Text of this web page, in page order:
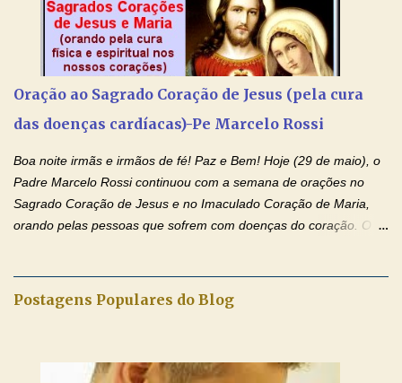
anunciado ontem, entramos em uma semana de homenagens
aos nossos pais. Hoje nossas orações serão focadas nos pais
que não se encontram bem de saúde, OS PAIS ENFERMOS!
pais. Vamos dedicar um dia para os pais mais idosos, pais que
estão doentes, pais que estão longe dos filhos, pais que já são
para todos os pais. Hoje vamos d...
Oração ao Sagrado Coração de Jesus (pela cura
das doenças cardíacas)-Pe Marcelo Rossi
Boa noite irmãs e irmãos de fé! Paz e Bem! Hoje (29 de maio), o
Padre Marcelo Rossi continuou com a semana de orações no
Sagrado Coração de Jesus e no Imaculado Coração de Maria,
orando pelas pessoas que sofrem com doenças do coração. O
esta abençoada semana de orações no programa de rádio
tenha fé, creia firmemente e ore incessantemente até que o
Postagens Populares do Blog